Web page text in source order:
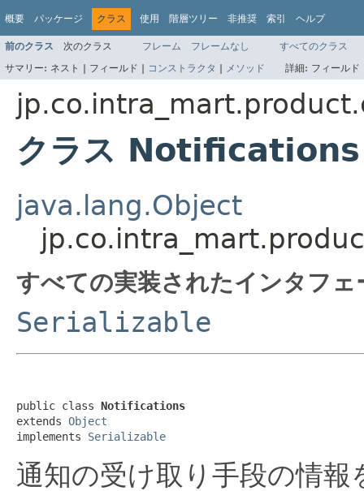
概要 パッケージ クラス 使用 階層ツリー 非推奨 索引 ヘルプ
前のクラス 次のクラス フレーム フレームなし
すべてのクラス
サマリー: ネスト | フィールド | コンストラクタ | メソッド 詳細: フィール
クラス Notifications
java.lang.Object
すべての実装されたインタフ
Serializable
public class Notifications
extends Object
implements Serializable
通知の受け取り手段の情